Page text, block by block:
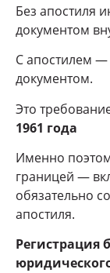
Без апостиля
документом
С апостилем
документом.
Это
1961 года
Именно
границей —
обязательно
апостиля.